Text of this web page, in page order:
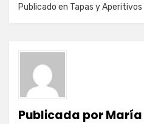
Publicado en Tapas y Aperitivos
Publicada porMaría